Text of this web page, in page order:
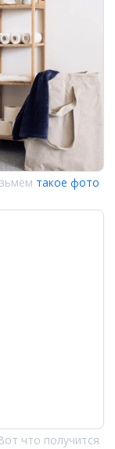
такое фото
что получится